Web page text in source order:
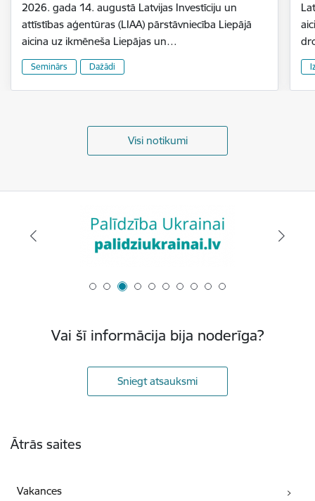
2026. gada 14. augustā Latvijas Investīciju un
attīstības aģentūras (LIAA) pārstāvniecība Liepājā
aicina uz ikmēneša Liepājas un…
Seminārs Dažādi
Visi notikumi
Vai šī informācija bija noderīga?
Sniegt atsauksmi
Ātrās saites
Vakances